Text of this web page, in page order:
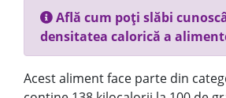
Află cum poți slăbi
densitatea calorică a
Acest aliment face parte din